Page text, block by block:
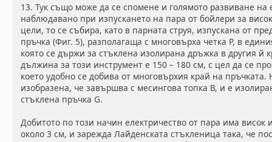
13. Тук също може да се спомене и голямото развиване на
наблюдавано при изпускането на пара от бойлери за
цели, то се събира, като в парната струя, изпускана от
пръчка (Фиг. 5), разполагаща с многовърха четка Р, в
която се държи за стъклена изолирана дръжка в другия й
дължина за този инструмент е 150 – 180 см, с цел да се
което удобно се добива от многовърхия край на
изобразена, че завършва с месингова топка В, и е
стъклена пръчка G.
Добитото по този начин електричество от пара има висок
около 3 см, и зарежда Лайденската стъкленица така, че